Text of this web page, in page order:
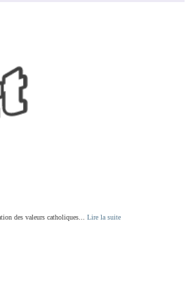
des valeurs catholiques... Lire la suite